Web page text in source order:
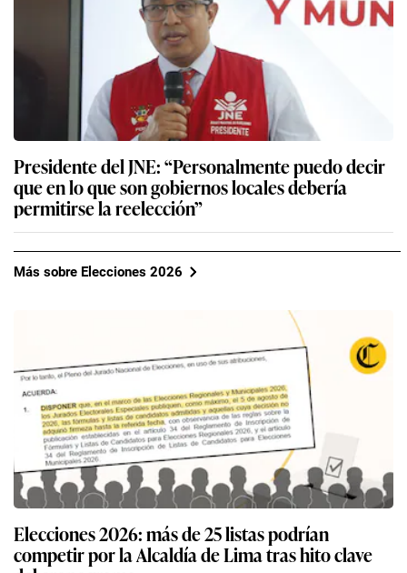
Presidente del JNE: “Personalmente puedo decir
que en lo que son gobiernos locales debería
permitirse la reelección”
Más sobre Elecciones 2026
Elecciones 2026: más de 25 listas podrían
competir por la Alcaldía de Lima tras hito clave